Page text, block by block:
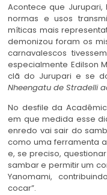
Acontece que
normas e usos
míticas mais
demonizou foram os
carnavalescos
especialmente Edilson
clã do Jurupari e se
Nheengatu de Stradelli
No desfile da
em que medida esse
enredo vai sair do
como uma ferramenta
e, se preciso,
sambar e permitir um
Yanomami,
cocar”.